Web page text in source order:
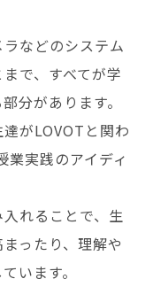
などのシステム
で、すべてが学
分があります。
がLOVOTと関わ
業実践のアイディ
れることで、生
ったり、理解や
います。